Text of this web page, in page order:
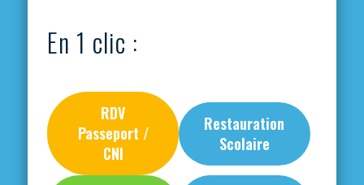
En 1 clic :
RDV
Passeport /
CNI
Restauration
Scolaire